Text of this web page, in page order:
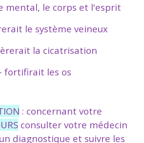
mental, le corps et l'esprit
le système veineux
la cicatrisation
fortifirait les os
: concernant votre
consulter votre médecin
diagnostique et suivre les